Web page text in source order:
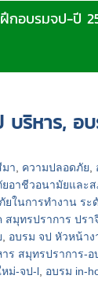
กอบรมจป-ปี
ริหาร, อ
า ความปลอดภัย
อาชีวอนามัยและ
ยในการทำงาน ร
มุทรปราการ ปร
อบรม จป หัวหน้า
ร สมุทรปราการ-
ม่-จป-l อบรม in-